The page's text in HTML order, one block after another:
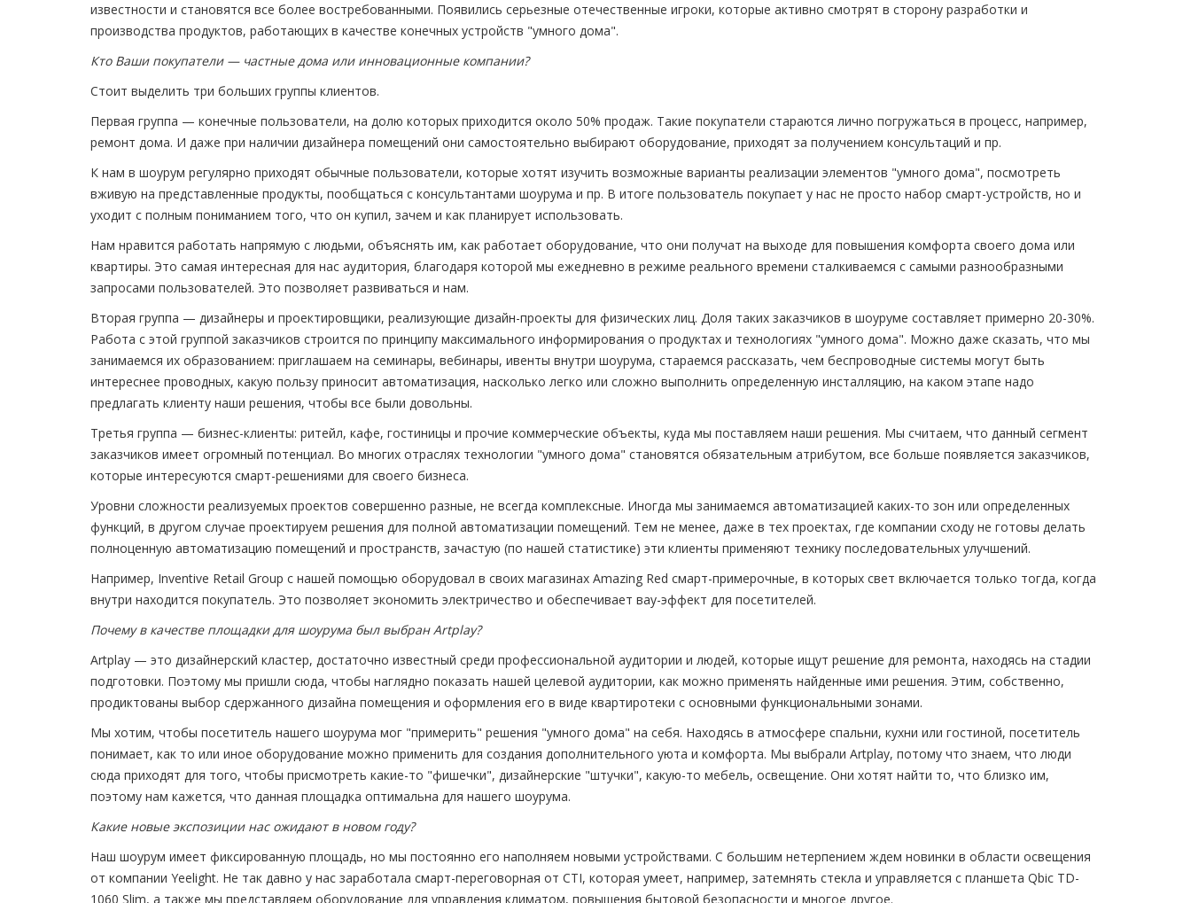
известности и становятся все более востребованными. Появились серьезные отечественные игроки, которые активно смотрят в сторону разработки и
производства продуктов, работающих в качестве конечных устройств "умного дома".
Кто Ваши покупатели — частные дома или инновационные компании?
Стоит выделить три больших группы клиентов.
Первая группа — конечные пользователи, на долю которых приходится около 50% продаж. Такие покупатели стараются лично погружаться в процесс, например,
ремонт дома. И даже при наличии дизайнера помещений они самостоятельно выбирают оборудование, приходят за получением консультаций и пр.
К нам в шоурум регулярно приходят обычные пользователи, которые хотят изучить возможные варианты реализации элементов "умного дома", посмотреть
вживую на представленные продукты, пообщаться с консультантами шоурума и пр. В итоге пользователь покупает у нас не просто набор смарт-устройств, но и
уходит с полным пониманием того, что он купил, зачем и как планирует использовать.
Нам нравится работать напрямую с людьми, объяснять им, как работает оборудование, что они получат на выходе для повышения комфорта своего дома или
квартиры. Это самая интересная для нас аудитория, благодаря которой мы ежедневно в режиме реального времени сталкиваемся с самыми разнообразными
запросами пользователей. Это позволяет развиваться и нам.
Вторая группа — дизайнеры и проектировщики, реализующие дизайн-проекты для физических лиц. Доля таких заказчиков в шоуруме составляет примерно 20-30%.
Работа с этой группой заказчиков строится по принципу максимального информирования о продуктах и технологиях "умного дома". Можно даже сказать, что мы
занимаемся их образованием: приглашаем на семинары, вебинары, ивенты внутри шоурума, стараемся рассказать, чем беспроводные системы могут быть
интереснее проводных, какую пользу приносит автоматизация, насколько легко или сложно выполнить определенную инсталляцию, на каком этапе надо
предлагать клиенту наши решения, чтобы все были довольны.
Третья группа — бизнес-клиенты: ритейл, кафе, гостиницы и прочие коммерческие объекты, куда мы поставляем наши решения. Мы считаем, что данный сегмент
заказчиков имеет огромный потенциал. Во многих отраслях технологии "умного дома" становятся обязательным атрибутом, все больше появляется заказчиков,
которые интересуются смарт-решениями для своего бизнеса.
Уровни сложности реализуемых проектов совершенно разные, не всегда комплексные. Иногда мы занимаемся автоматизацией каких-то зон или определенных
функций, в другом случае проектируем решения для полной автоматизации помещений. Тем не менее, даже в тех проектах, где компании сходу не готовы делать
полноценную автоматизацию помещений и пространств, зачастую (по нашей статистике) эти клиенты применяют технику последовательных улучшений.
Например, Inventive Retail Group с нашей помощью оборудовал в своих магазинах Amazing Red смарт-примерочные, в которых свет включается только тогда, когда
внутри находится покупатель. Это позволяет экономить электричество и обеспечивает вау-эффект для посетителей.
Почему в качестве площадки для шоурума был выбран Artplay?
Artplay — это дизайнерский кластер, достаточно известный среди профессиональной аудитории и людей, которые ищут решение для ремонта, находясь на стадии
подготовки. Поэтому мы пришли сюда, чтобы наглядно показать нашей целевой аудитории, как можно применять найденные ими решения. Этим, собственно,
продиктованы выбор сдержанного дизайна помещения и оформления его в виде квартиротеки с основными функциональными зонами.
Мы хотим, чтобы посетитель нашего шоурума мог "примерить" решения "умного дома" на себя. Находясь в атмосфере спальни, кухни или гостиной, посетитель
понимает, как то или иное оборудование можно применить для создания дополнительного уюта и комфорта. Мы выбрали Artplay, потому что знаем, что люди
сюда приходят для того, чтобы присмотреть какие-то "фишечки", дизайнерские "штучки", какую-то мебель, освещение. Они хотят найти то, что близко им,
поэтому нам кажется, что данная площадка оптимальна для нашего шоурума.
Какие новые экспозиции нас ожидают в новом году?
Наш шоурум имеет фиксированную площадь, но мы постоянно его наполняем новыми устройствами. С большим нетерпением ждем новинки в области освещения
от компании Yeelight. Не так давно у нас заработала смарт-переговорная от CTI, которая умеет, например, затемнять стекла и управляется с планшета Qbic TD-
1060 Slim, а также мы представляем оборудование для управления климатом, повышения бытовой безопасности и многое другое.